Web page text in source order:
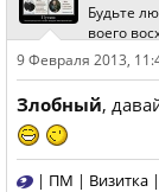
Будьте
воего
9 Февраля 2013,
Злобный,
| ПМ | Визитка |